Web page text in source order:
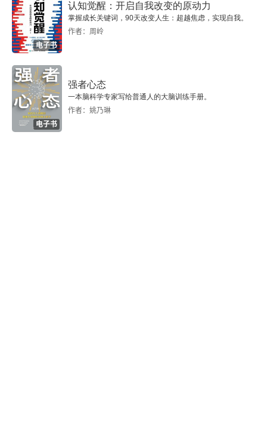
第二十三章 丝虫病
第二十四章 旋毛虫病
第二十五章 广州管圆线虫病
第二十六章 棘颚口线虫病
第二十七章 其他线虫病
电子书
认知觉醒：开启自我改变的原动力
掌握成长关键词，90天改变人生：超越焦虑，实现自我。
作者：周岭
电子书
强者心态
一本脑科学专家写给普通人的大脑训练手册。
作者：姚乃琳